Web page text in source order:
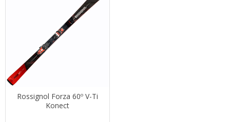
Rossignol Forza 60º V-Ti
Konect